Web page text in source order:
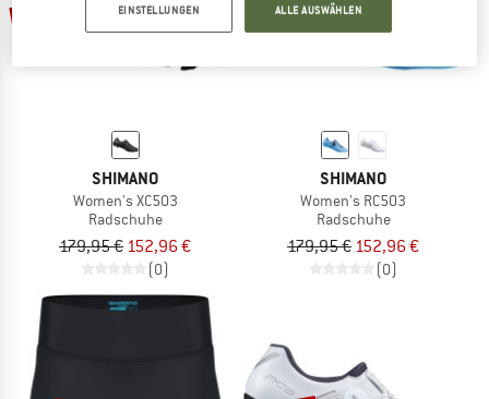
SHIMANO
Women's XC503
Radschuhe
179,95 € 152,96 €
(0)
15%
SHIMANO
Women's RC503
Radschuhe
179,95 € 152,96 €
(0)
EINSTELLUNGEN ALLE AUSWÄHLEN